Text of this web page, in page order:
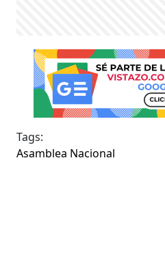
Tags:
Asamblea Nacional